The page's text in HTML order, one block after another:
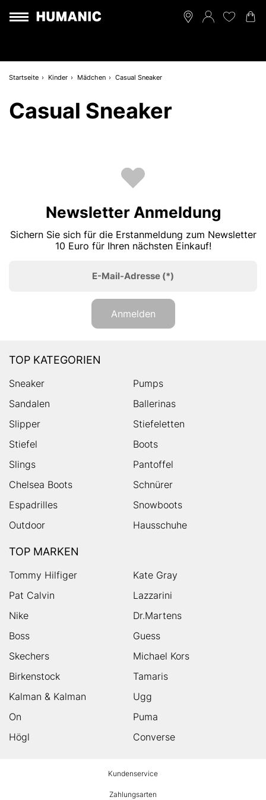
Startseite Kinder Mädchen Casual Sneaker
Casual Sneaker
Newsletter Anmeldung
Sichern Sie sich für die Erstanmeldung zum Newsletter
10 Euro für Ihren nächsten Einkauf!
E-Mail-Adresse (*)
Anmelden
TOP KATEGORIEN
Sneaker
Pumps
Sandalen
Ballerinas
Slipper
Stiefeletten
Stiefel
Boots
Slings
Pantoffel
Chelsea Boots
Schnürer
Espadrilles
Snowboots
Outdoor
Hausschuhe
TOP MARKEN
Tommy Hilfiger
Kate Gray
Pat Calvin
Lazzarini
Nike
Dr.Martens
Boss
Guess
Skechers
Michael Kors
Birkenstock
Tamaris
Kalman & Kalman
Ugg
On
Puma
Högl
Converse
Kundenservice
Zahlungsarten